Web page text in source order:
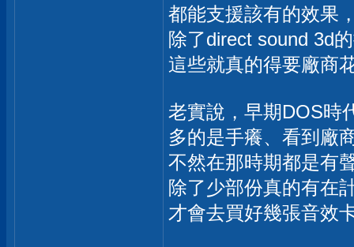
都能支援該有的效果
除了direct sound 3d
這些就真的得要廠商
老實說，早期DOS時
多的是手癢、看到廠
不然在那時期都是有
除了少部份真的有在
才會去買好幾張音效